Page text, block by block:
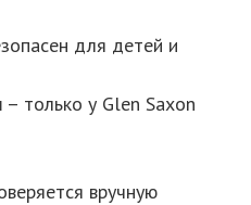
для детей и
– только у Glen Saxon
вручную